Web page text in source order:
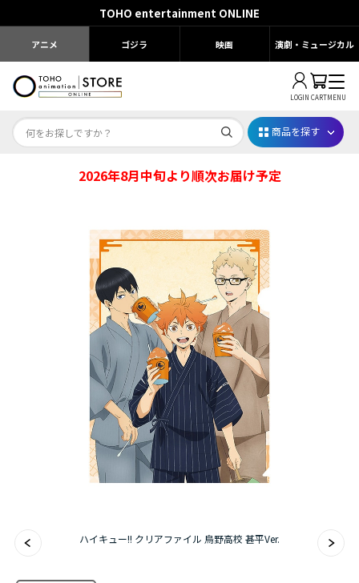
TOHO entertainment ONLINE
アニメ ゴジラ 映画 演劇・ミュージカル
LOGIN CARTMENU
映画ちいかわ
じゅじゅフェス 2026
薬屋のひとりごと 夏の園遊会2026
名探偵コナン
アニメ『僕のヒーローアカデミア』10周年
ハイキュー!!ジャージ＆ユニフォーム
『無職転生Ⅲ ～異世界行ったら本気だす～』
商品を探す
2026年8月中旬より順次お届け予定
ハイキュー!! クリアファイル 烏野高校 甚平Ver.